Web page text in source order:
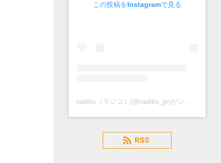
この投稿をInstagramで見る
radiko（ラジコ）(@radiko_jp)がシェアした投稿
RSS